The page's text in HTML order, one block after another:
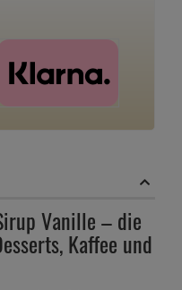
Vanille – die
Kaffee und